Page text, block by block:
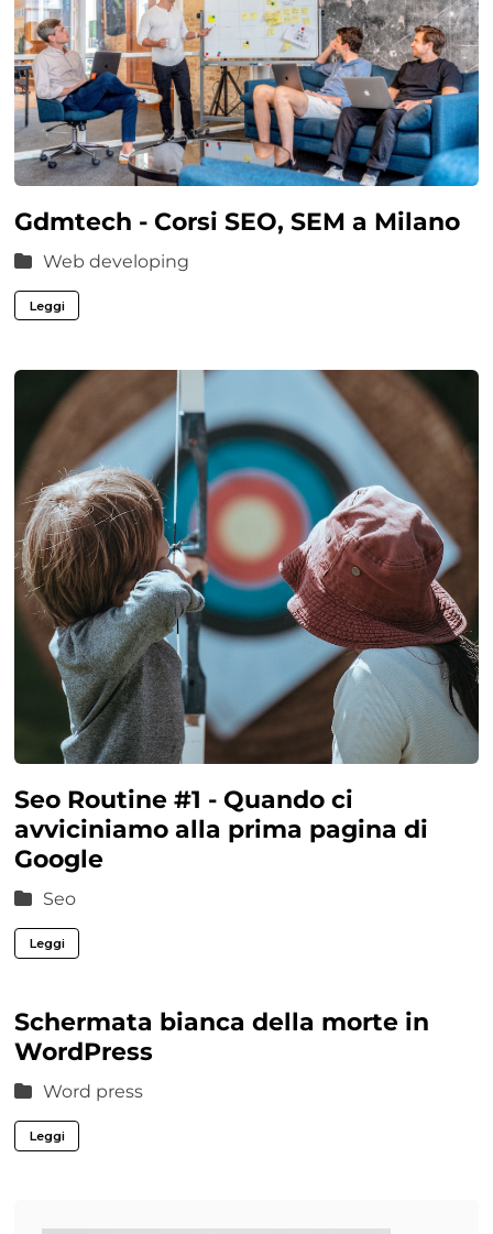
Gdmtech - Corsi SEO, SEM a Milano
Web developing
Leggi
Seo Routine #1 - Quando ci
avviciniamo alla prima pagina di
Google
Seo
Leggi
Schermata bianca della morte in
WordPress
Word press
Leggi